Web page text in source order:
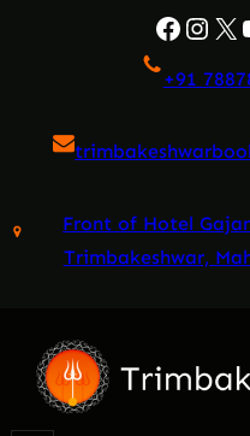
X
+91
Front of Hotel
Trimbakeshwar,